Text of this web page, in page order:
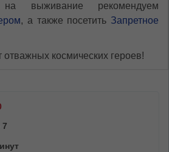
выживание рекомендуем
, а также посетить Запретное
космических героев!
7